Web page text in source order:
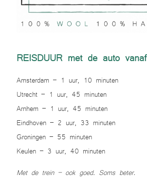
REISDUUR met de auto vanaf
Amsterdam – 1 uur, 10 minuten
Utrecht – 1 uur, 45 minuten
Arnhem – 1 uur, 45 minuten
Eindhoven – 2 uur, 33 minuten
Groningen – 55 minuten
Keulen – 3 uur, 40 minuten
Met de trein – ook goed. Soms beter.